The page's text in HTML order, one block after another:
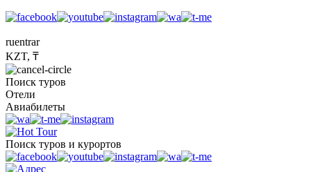
ruentrar
KZT, ₸
Поиск туров
Отели
Авиабилеты
Поиск туров и курортов